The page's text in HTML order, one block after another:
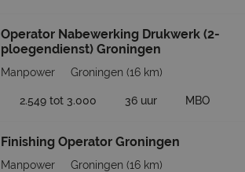
Operator Nabewerking Drukwerk (2-
ploegendienst) Groningen
Manpower Groningen (16 km)
2.549 tot 3.000 36 uur MBO
Finishing Operator Groningen
Manpower Groningen (16 km)